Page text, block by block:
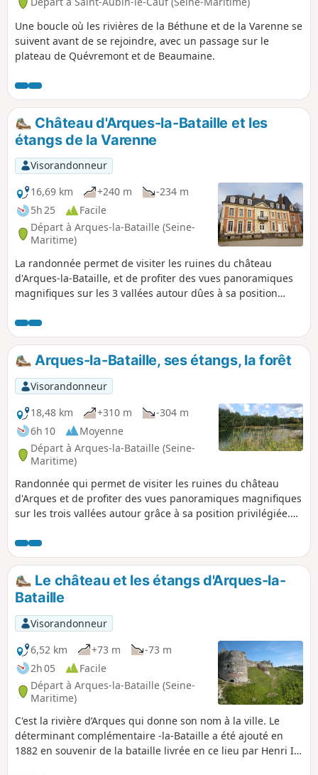
Une boucle où les rivières de la Béthune et de la Varenne se
suivent avant de se rejoindre, avec un passage sur le
plateau de Quévremont et de Beaumaine.
Château d'Arques-la-Bataille et les
étangs de la Varenne
Visorandonneur
16,69 km
+240 m
-234 m
5h 25
Facile
Départ à Arques-la-Bataille (Seine-
Maritime)
La randonnée permet de visiter les ruines du château
d'Arques-la-Bataille, et de profiter des vues panoramiques
magnifiques sur les 3 vallées autour dûes à sa position
Martigny, ses belles demeures, son prieuré et ses rivières.
Cette randonnée se finit par une visite des étangs de la
Varenne et du centre nautique d'Arques-la-Bataille.
Arques-la-Bataille, ses étangs, la forêt
Visorandonneur
18,48 km
+310 m
-304 m
6h 10
Moyenne
Départ à Arques-la-Bataille (Seine-
Maritime)
Randonnée qui permet de visiter les ruines du château
d'Arques et de profiter des vues panoramiques magnifiques
sur les trois vallées autour grâce à sa position privilégiée.
Pierre. Retour par la Forêt d'Arques et ses hêtres
magnifiques.
Le château et les étangs d'Arques-la-
Bataille
Visorandonneur
6,52 km
+73 m
-73 m
2h 05
Facile
Départ à Arques-la-Bataille (Seine-
Maritime)
C'est la rivière d’Arques qui donne son nom à la ville. Le
déterminant complémentaire -la-Bataille a été ajouté en
1882 en souvenir de la bataille livrée en ce lieu par Henri IV